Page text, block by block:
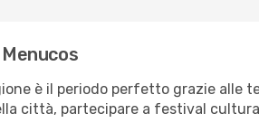
è il periodo perfetto grazie alle
città, partecipare a festival